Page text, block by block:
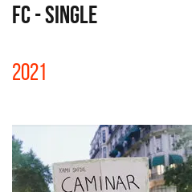
FC - SINGLE
2021